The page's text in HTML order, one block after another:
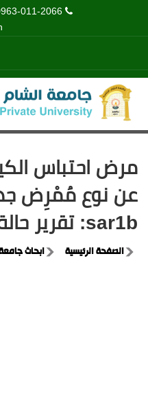
011-2066
مرض احتباس
عن نوع مُمْرِض
sar1b: تقرير حالة نادر من سوريا
الصفحة الرئيسية ابحاث